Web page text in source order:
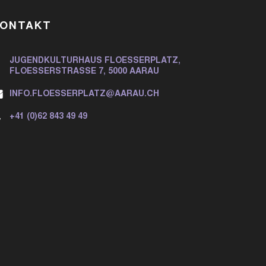
JUGENDKULTURHAUS FLOESSERPLATZ,
FLOESSERSTRASSE 7, 5000 AARAU
INFO.FLOESSERPLATZ@AARAU.CH
+41 (0)62 843 49 49